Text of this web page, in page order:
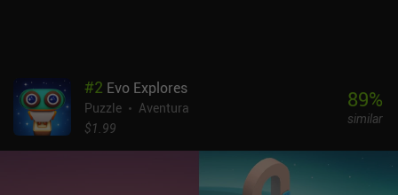
#2 Evo Explores
Puzzle
Aventura
$1.99
89%
similar